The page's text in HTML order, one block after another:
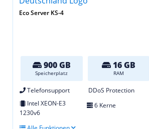
Eco Server KS-4
900 GB
Speicherplatz
16 GB
RAM
Telefonsupport DDoS Protection
Intel XEON-E3
1230v6
6 Kerne